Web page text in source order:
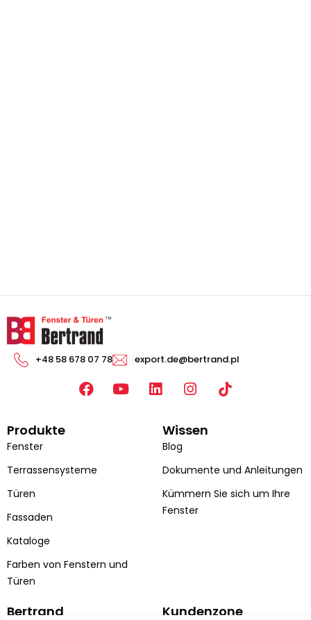
+48 58 678 07 78 export.de@bertrand.pl
F
o
Y
L
e
n
I
t
r
a
m
Produkte
Fenster
Terrassensysteme
Türen
Fassaden
Kataloge
Farben von Fenstern und
Türen
Wissen
Blog
Dokumente und Anleitungen
Kümmern Sie sich um Ihre
Fenster
Bertrand Kundenzone